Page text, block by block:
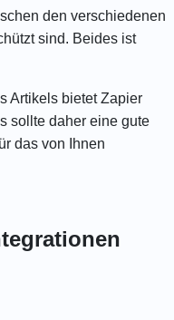
den verschiedenen
sind. Beides ist
Artikels bietet Zapier
sollte daher eine gute
das von Ihnen